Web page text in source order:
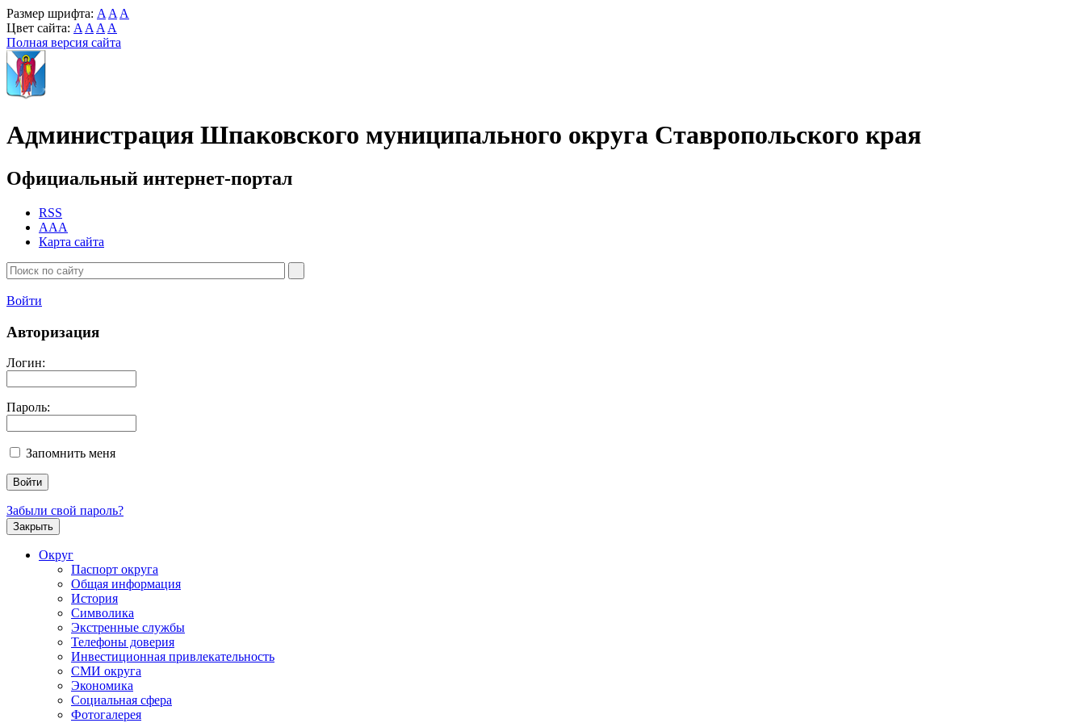
Размер шрифта: A A A
Цвет сайта: A A A A
Полная версия сайта
Администрация Шпаковского муниципального округа Ставропольского края
Официальный интернет-портал
RSS
AAA
Карта сайта
Войти
Авторизация
Логин:
Пароль:
Запомнить меня
Забыли свой пароль?
Закрыть
Округ
Паспорт округа
Общая информация
История
Символика
Экстренные службы
Телефоны доверия
Инвестиционная привлекательность
СМИ округа
Экономика
Социальная сфера
Фотогалерея